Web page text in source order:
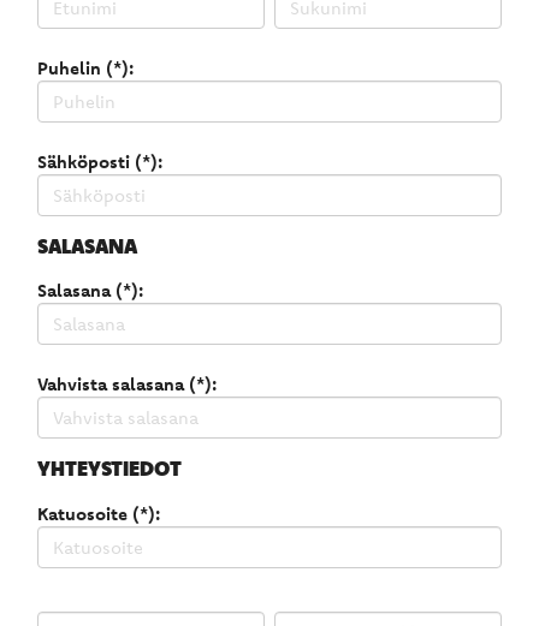
Puhelin (*):
Sähköposti (*):
SALASANA
Salasana (*):
Vahvista salasana (*):
YHTEYSTIEDOT
Katuosoite (*):